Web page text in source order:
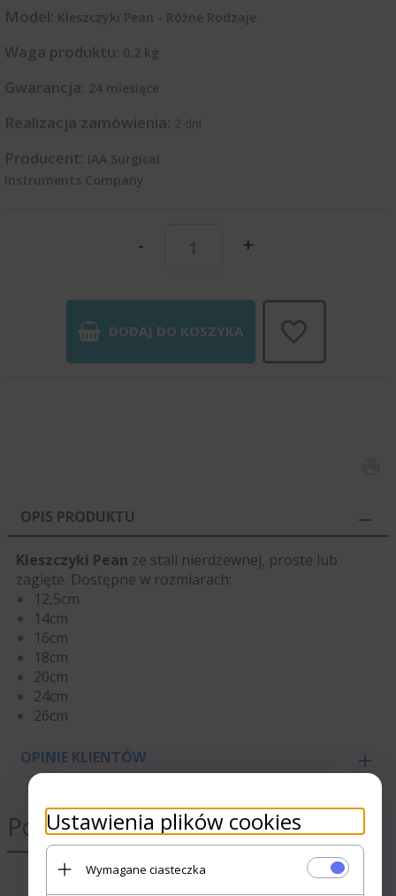
Model: Kleszczyki Pean - Różne Rodzaje
Waga produktu: 0.2 kg
Gwarancja: 24 miesiące
Realizacja zamówienia: 2 dni
Producent: IAA Surgical
Instruments Company
- +
DODAJ DO KOSZYKA
OPIS PRODUKTU
Kleszczyki Pean ze stali nierdzewnej, proste lub
zagięte. Dostępne w rozmiarach:
12,5cm
14cm
16cm
18cm
20cm
24cm
26cm
OPINIE KLIENTÓW
Polecamy
Ustawienia plików cookies
Wymagane ciasteczka